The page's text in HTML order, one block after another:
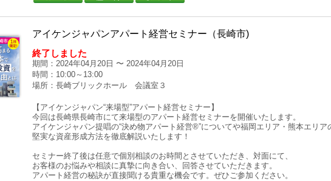
アイケンジャパンアパート経営セミナー（長崎市)
終了しました
期間：2024年04月20日 〜 2024年04月20日
時間：10:00～13:00
場所：長崎ブリックホール 会議室３
【アイケンジャパン“来場型”アパート経営セミナー】
今回は長崎県長崎市にて来場型のアパート経営セミナーを開催いたします。
アイケンジャパン提唱の“決め物アパート経営®”についてや福岡エリア・熊本エリア
堅実な資産形成方法を徹底解説いたします！
セミナー終了後は任意で個別相談のお時間とさせていただき、対面にて、
お客様のお悩みや相談に真摯に向き合い、回答させていただきます。
アパート経営の秘訣が直接聞ける貴重な機会です。ぜひご参加ください。